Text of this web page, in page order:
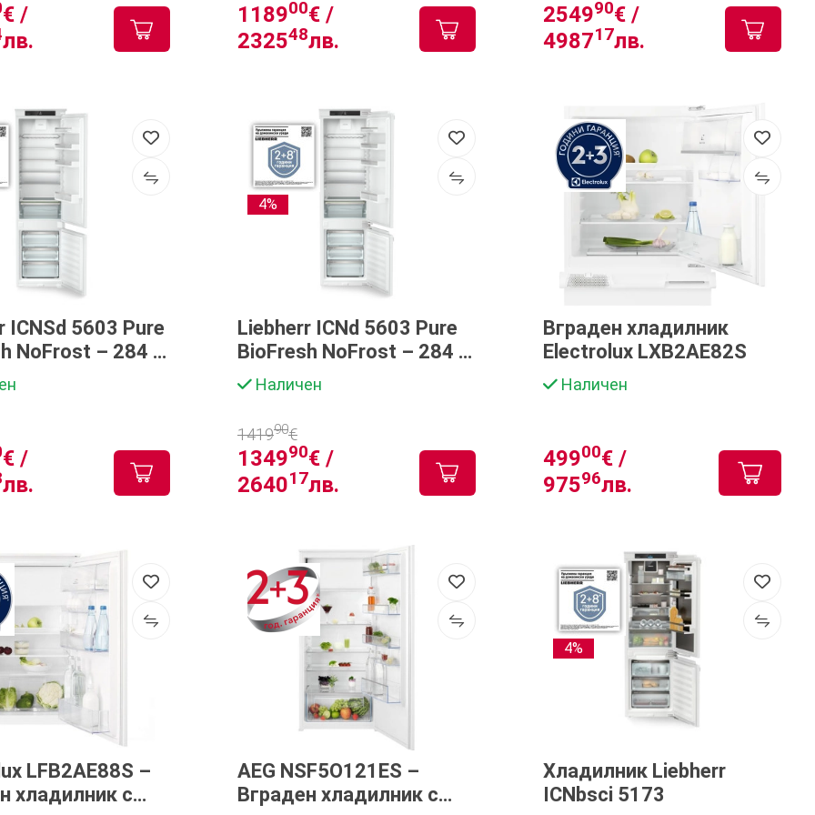
€ /
лв.
118900€ /
232548лв.
254990€ /
498717лв.
ICNSd 5603 Pure
NoFrost – 284 л,
€ /
лв.
4%
Liebherr ICNd 5603 Pure
BioFresh NoFrost – 284 л,
тих & интелигентен
Наличен
134990€ /
264017лв.
141990€
Вграден хладилник
Electrolux LXB2AE82S
Наличен
49900€ /
97596лв.
LFB2AE88S –
хладилник с
AEG NSF5O121ES –
Вграден хладилник с
4%
Хладилник Liebherr
ICNbsci 5173